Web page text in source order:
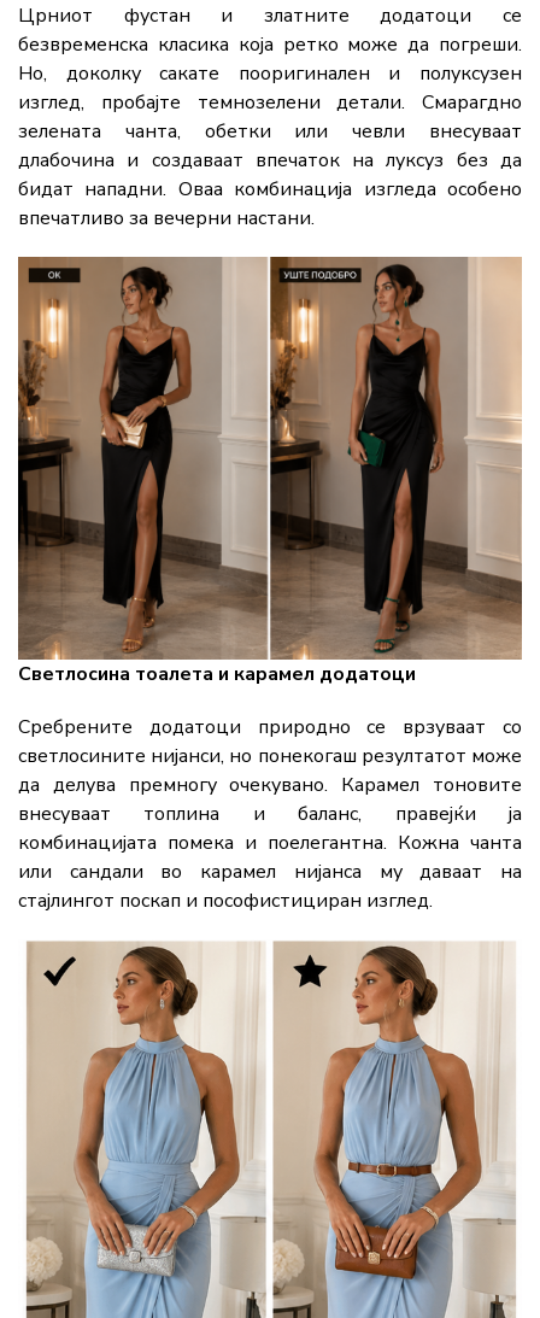
Црниот фустан и златните додатоци се
безвременска класика која ретко може да погреши.
Но, доколку сакате пооригинален и полуксузен
изглед, пробајте темнозелени детали. Смарагдно
зелената чанта, обетки или чевли внесуваат
длабочина и создаваат впечаток на луксуз без да
бидат нападни. Оваа комбинација изгледа особено
впечатливо за вечерни настани.
Светлосина тоалета и карамел додатоци
Сребрените додатоци природно се врзуваат со
светлосините нијанси, но понекогаш резултатот може
да делува премногу очекувано. Карамел тоновите
внесуваат топлина и баланс, правејќи ја
комбинацијата помека и поелегантна. Кожна чанта
или сандали во карамел нијанса му даваат на
стајлингот поскап и пософистициран изглед.